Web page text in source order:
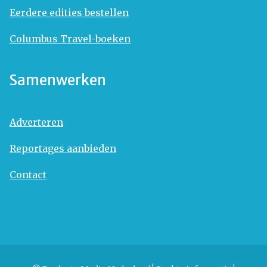
Eerdere edities bestellen
Columbus Travel-boeken
Samenwerken
Adverteren
Reportages aanbieden
Contact